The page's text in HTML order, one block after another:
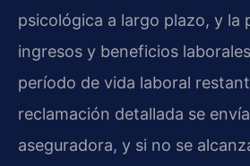
psicológica a largo plazo, y la
ingresos y beneficios
período de vida laboral
reclamación detallada se
aseguradora, y si no se